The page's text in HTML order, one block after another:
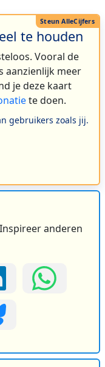
te houden
Vooral de
aanzienlijk meer
je deze kaart
te doen.
gebruikers zoals jij.
anderen